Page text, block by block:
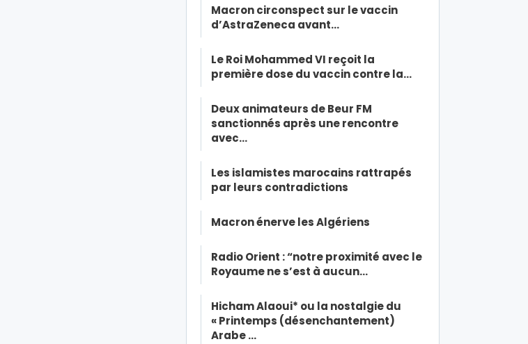
Macron circonspect sur le vaccin
d’AstraZeneca avant…
Le Roi Mohammed VI reçoit la
première dose du vaccin contre la…
Deux animateurs de Beur FM
sanctionnés après une rencontre
avec…
Les islamistes marocains rattrapés
par leurs contradictions
Macron énerve les Algériens
Radio Orient : “notre proximité avec le
Royaume ne s’est à aucun…
Hicham Alaoui* ou la nostalgie du
« Printemps (désenchantement)
Arabe …